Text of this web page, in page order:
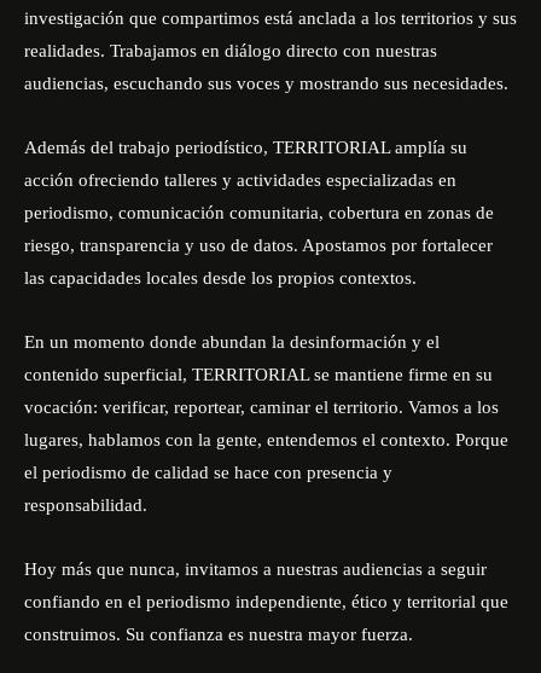
investigación que compartimos está anclada a los territorios y sus
realidades. Trabajamos en diálogo directo con nuestras
audiencias, escuchando sus voces y mostrando sus necesidades.
Además del trabajo periodístico, TERRITORIAL amplía su
acción ofreciendo talleres y actividades especializadas en
periodismo, comunicación comunitaria, cobertura en zonas de
riesgo, transparencia y uso de datos. Apostamos por fortalecer
las capacidades locales desde los propios contextos.
En un momento donde abundan la desinformación y el
contenido superficial, TERRITORIAL se mantiene firme en su
vocación: verificar, reportear, caminar el territorio. Vamos a los
lugares, hablamos con la gente, entendemos el contexto. Porque
el periodismo de calidad se hace con presencia y
responsabilidad.
Hoy más que nunca, invitamos a nuestras audiencias a seguir
confiando en el periodismo independiente, ético y territorial que
construimos. Su confianza es nuestra mayor fuerza.